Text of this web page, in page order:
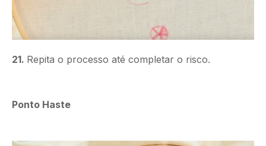
21. Repita o processo até completar o risco.
Ponto Haste